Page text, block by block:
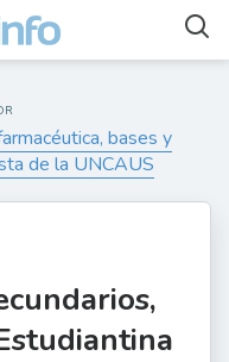
bases y
de la UNCAUS